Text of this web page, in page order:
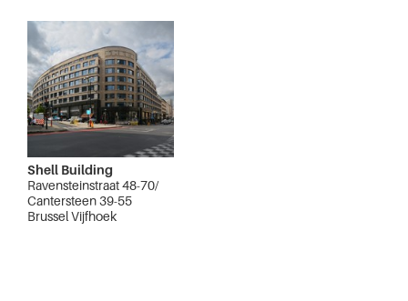
Shell Building
Ravensteinstraat 48-70/
Cantersteen 39-55
Brussel Vijfhoek